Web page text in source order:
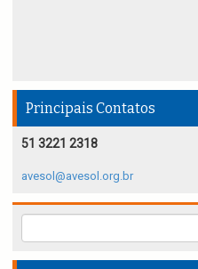
Principais Contatos
51 3221 2318
avesol@avesol.org.br